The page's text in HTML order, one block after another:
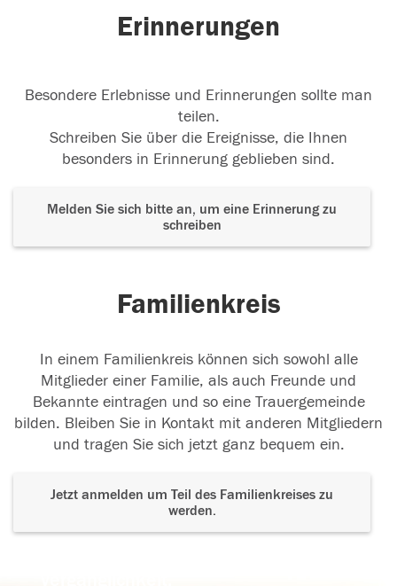
Erinnerungen
Besondere Erlebnisse und Erinnerungen sollte man
teilen.
Schreiben Sie über die Ereignisse, die Ihnen
besonders in Erinnerung geblieben sind.
Melden Sie sich bitte an, um eine Erinnerung zu
schreiben
Familienkreis
In einem Familienkreis können sich sowohl alle
Mitglieder einer Familie, als auch Freunde und
Bekannte eintragen und so eine Trauergemeinde
bilden. Bleiben Sie in Kontakt mit anderen Mitgliedern
und tragen Sie sich jetzt ganz bequem ein.
Jetzt anmelden um Teil des Familienkreises zu
werden.